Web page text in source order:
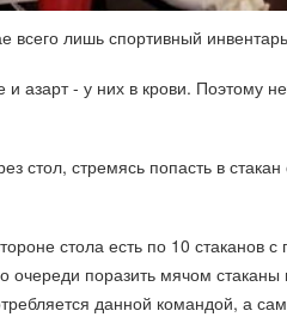
всего лишь спортивный
азарт - у них в крови. Поэтому
стол, стремясь попасть в
стола есть по 10 стаканов
поразить мячом стаканы
данной командой, а